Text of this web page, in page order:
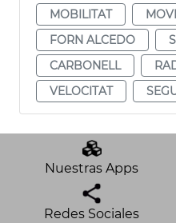
MOBILITAT
FORN ALCEDO
CARBONELL
VELOCITAT
Nuestras Apps
Redes Sociales